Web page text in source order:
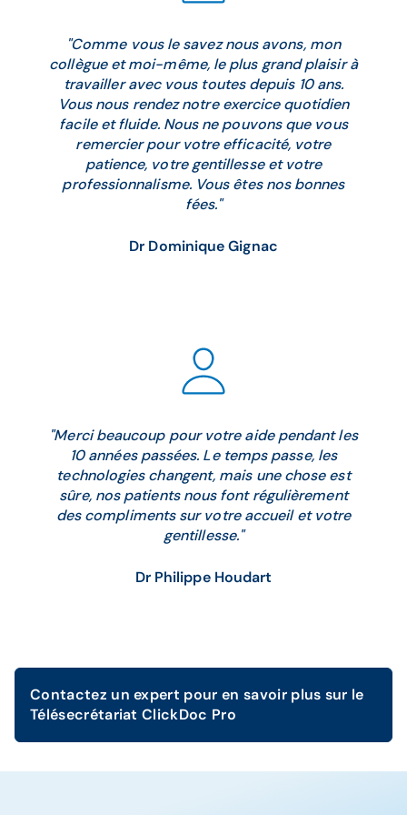
"Comme vous le savez nous avons, mon
collègue et moi-même, le plus grand plaisir à
travailler avec vous toutes depuis 10 ans.
Vous nous rendez notre exercice quotidien
facile et fluide. Nous ne pouvons que vous
remercier pour votre efficacité, votre
patience, votre gentillesse et votre
professionnalisme. Vous êtes nos bonnes
fées."
Dr Dominique Gignac
"Merci beaucoup pour votre aide pendant les
10 années passées. Le temps passe, les
technologies changent, mais une chose est
sûre, nos patients nous font régulièrement
des compliments sur votre accueil et votre
gentillesse."
Dr Philippe Houdart
Contactez un expert pour en savoir plus sur le
Télésecrétariat ClickDoc Pro